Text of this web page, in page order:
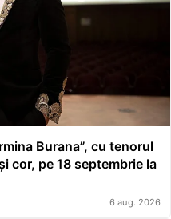
Burana”, cu tenorul
cor, pe 18 septembrie la
6 aug. 2026